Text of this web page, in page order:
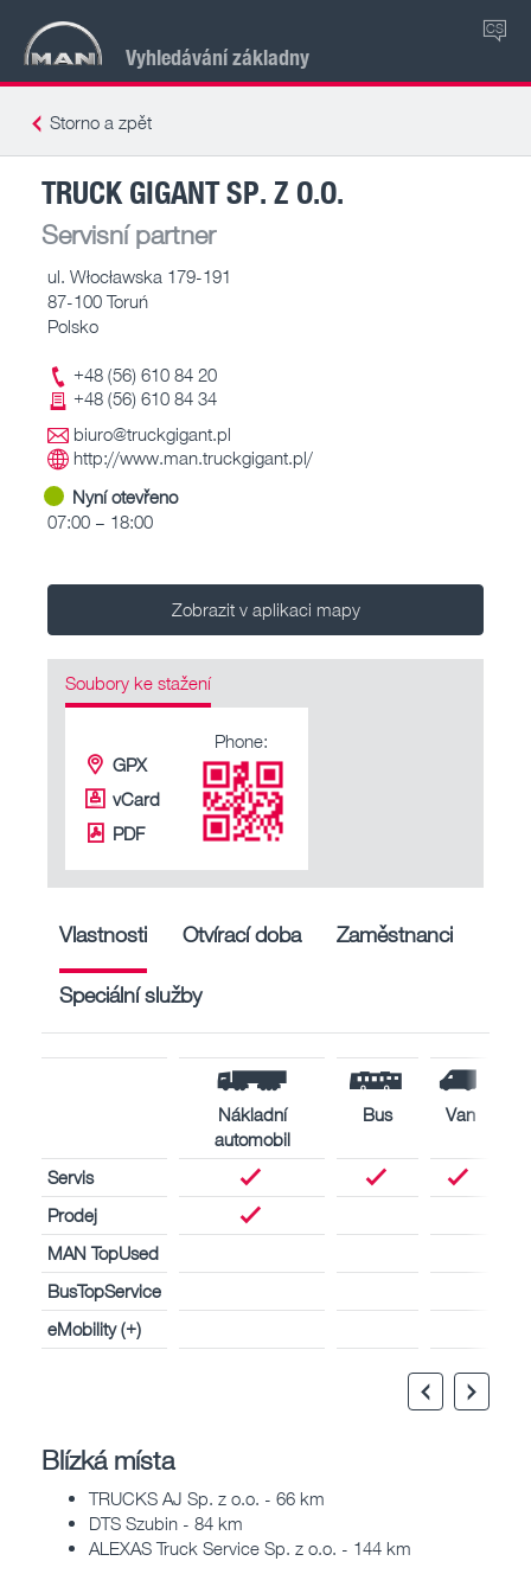
Vyhledávání základny
CS
Storno a zpět
TRUCK GIGANT SP. Z O.O.
Servisní partner
ul. Włocławska 179-191
87-100 Toruń
Polsko
+48 (56) 610 84 20
+48 (56) 610 84 34
biuro@truckgigant.pl
http://www.man.truckgigant.pl/
Nyní otevřeno
07:00 – 18:00
Zobrazit v aplikaci mapy
Soubory ke stažení
GPX
vCard
PDF
Phone:
Vlastnosti Otvírací doba Zaměstnanci
Speciální služby
Nákladní
automobil
Bus Van
Servis
Prodej
MAN TopUsed
BusTopService
eMobility (+)
Blízká místa
TRUCKS AJ Sp. z o.o. - 66 km
DTS Szubin - 84 km
ALEXAS Truck Service Sp. z o.o. - 144 km